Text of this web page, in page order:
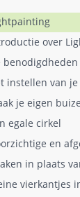
over
benodigdheden
instellen van je
je eigen
egale cirkel
en
in plaats
vierkantjes